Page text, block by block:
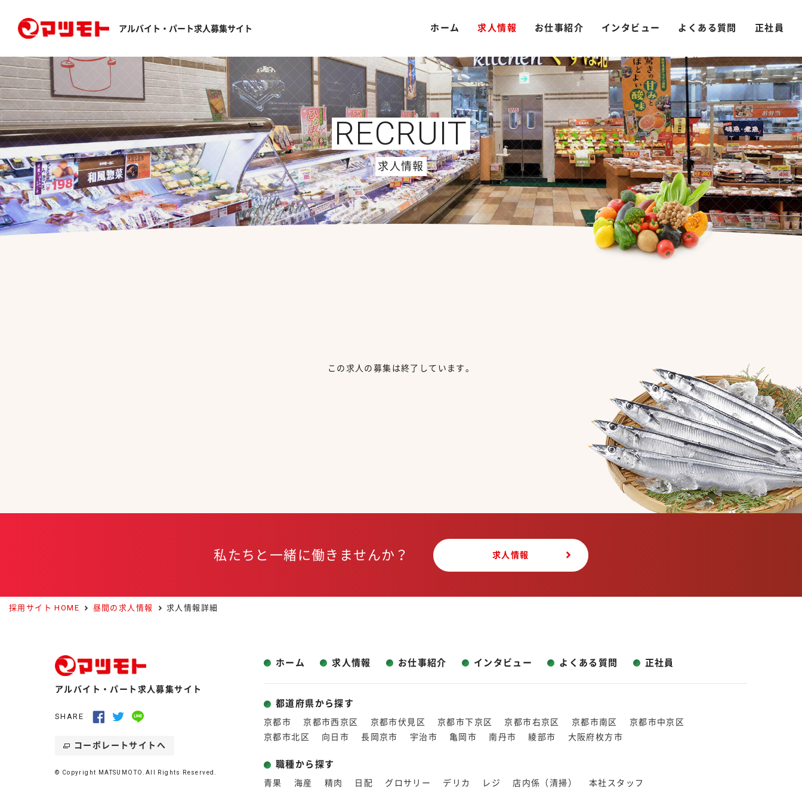
アルバイト・パート求人募集サイト ホーム 求人情報 お仕事紹介 インタビュー よくある質問 正社員
RECRUIT
求人情報
この求人の募集は終了しています。
私たちと一緒に働きませんか？ 求人情報
採用サイト HOME 昼間の求人情報 求人情報詳細
ホーム 求人情報 お仕事紹介 インタビュー よくある質問 正社員
都道府県から探す
京都市 京都市西京区 京都市伏見区 京都市下京区 京都市右京区 京都市南区
京都市中京区
京都市北区
向日市 長岡京市 宇治市 亀岡市 南丹市 綾部市 大阪府枚方市
職種から探す
青果 海産 精肉 日配 グロサリー デリカ レジ 店内係（清掃） 本社スタッフ
アルバイト・パート求人募集サイト
SHARE
コーポレートサイトへ
© Copyright MATSUMOTO.All Rights Reserved.